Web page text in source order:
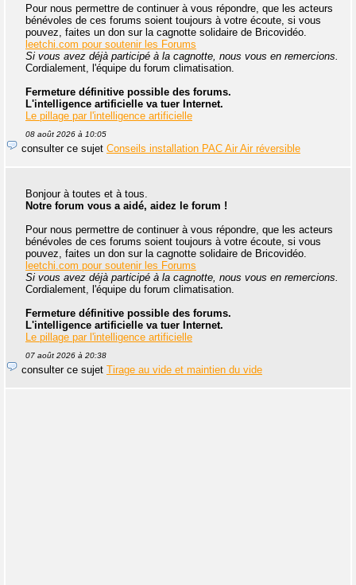
Pour nous permettre de continuer à vous répondre, que les acteurs
bénévoles de ces forums soient toujours à votre écoute, si vous
pouvez, faites un don sur la cagnotte solidaire de Bricovidéo.
leetchi.com pour soutenir les Forums
Si vous avez déjà participé à la cagnotte, nous vous en remercions.
Cordialement, l'équipe du forum climatisation.
Fermeture définitive possible des forums.
L'intelligence artificielle va tuer Internet.
Le pillage par l'intelligence artificielle
08 août 2026 à 10:05
consulter ce sujet Conseils installation PAC Air Air réversible
Bonjour à toutes et à tous.
Notre forum vous a aidé, aidez le forum !
Pour nous permettre de continuer à vous répondre, que les acteurs
bénévoles de ces forums soient toujours à votre écoute, si vous
pouvez, faites un don sur la cagnotte solidaire de Bricovidéo.
leetchi.com pour soutenir les Forums
Si vous avez déjà participé à la cagnotte, nous vous en remercions.
Cordialement, l'équipe du forum climatisation.
Fermeture définitive possible des forums.
L'intelligence artificielle va tuer Internet.
Le pillage par l'intelligence artificielle
07 août 2026 à 20:38
consulter ce sujet Tirage au vide et maintien du vide